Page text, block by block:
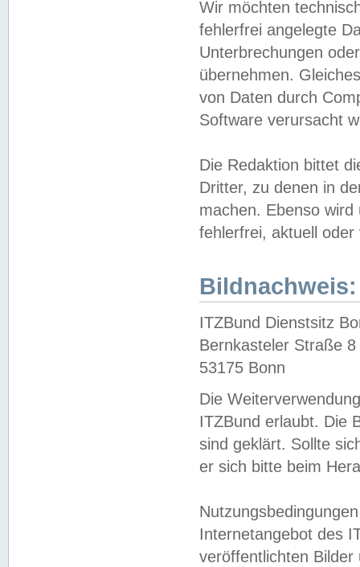
Wir möchten
fehlerfrei angelegte
Unterbrechungen
übernehmen.
von Daten durch
Software verursacht
Die Redaktion bittet
Dritter, zu denen in
machen. Ebenso
fehlerfrei, aktuell oder
Bildnachweis:
ITZBund Dienstsitz
Bernkasteler Straße 8
53175 Bonn
Die
ITZBund erlaubt. Die
sind geklärt. Sollte
er sich bitte beim
Internetangebot des
veröffentlichten